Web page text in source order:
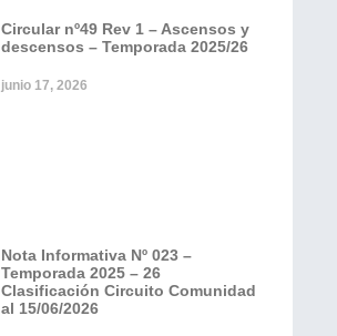
Circular nº49 Rev 1 – Ascensos y
descensos – Temporada 2025/26
junio 17, 2026
Nota Informativa Nº 023 –
Temporada 2025 – 26
Clasificación Circuito Comunidad
al 15/06/2026